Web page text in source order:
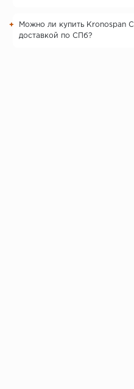
Можно ли купить Kronospan
доставкой по СПб?